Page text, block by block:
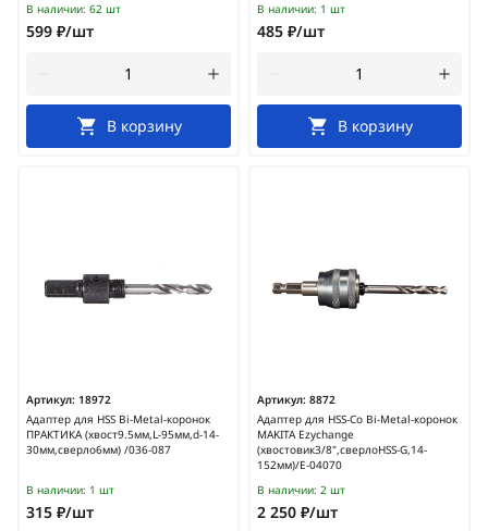
В наличии: 62 шт
599 ₽/шт
В корзину
В наличии: 1 шт
485 ₽/шт
В корзину
Артикул: 18972
Адаптер для HSS Bi-Metal-коронок
ПРАКТИКА (хвост9.5мм,L-95мм,d-14-
30мм,сверло6мм) /036-087
В наличии: 1 шт
315 ₽/шт
Артикул: 8872
Адаптер для HSS-Co Bi-Metal-коронок
MAKITA Ezychange
(хвостовик3/8",сверлоHSS-G,14-
152мм)/E-04070
В наличии: 2 шт
2 250 ₽/шт